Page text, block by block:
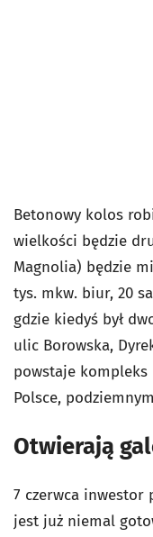
Betonowy kolos
wielkości będzie
Magnolia) będzie
tys. mkw. biur, 20
gdzie kiedyś był
ulic Borowska,
powstaje
Polsce,
Otwierają
7 czerwca inwestor
jest już niemal